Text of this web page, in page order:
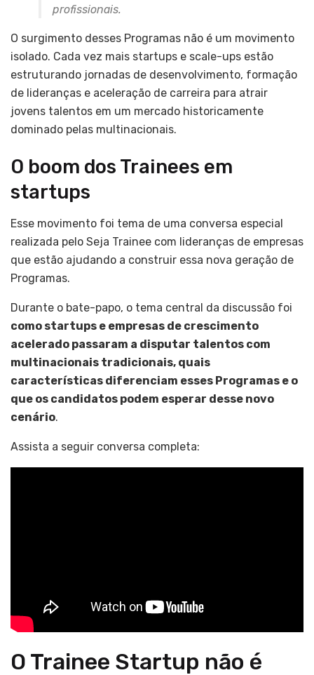
profissionais.
O surgimento desses Programas não é um movimento
isolado. Cada vez mais startups e scale-ups estão
estruturando jornadas de desenvolvimento, formação
de lideranças e aceleração de carreira para atrair
jovens talentos em um mercado historicamente
dominado pelas multinacionais.
O boom dos Trainees em
startups
Esse movimento foi tema de uma conversa especial
realizada pelo Seja Trainee com lideranças de empresas
que estão ajudando a construir essa nova geração de
Programas.
Durante o bate-papo, o tema central da discussão foi
como startups e empresas de crescimento
acelerado passaram a disputar talentos com
multinacionais tradicionais, quais
características diferenciam esses Programas e o
que os candidatos podem esperar desse novo
cenário.
Assista a seguir conversa completa:
O Trainee Startup não é